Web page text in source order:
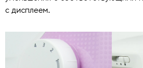
с дисплеем.